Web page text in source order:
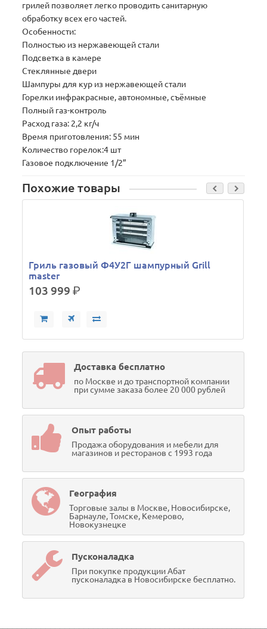
грилей позволяет легко проводить санитарную
обработку всех его частей.
Особенности:
Полностью из нержавеющей стали
Подсветка в камере
Стеклянные двери
Шампуры для кур из нержавеющей стали
Горелки инфракрасные, автономные, съёмные
Полный газ-контроль
Расход газа: 2,2 кг/ч
Время приготовления: 55 мин
Количество горелок:4 шт
Газовое подключение 1/2”
Похожие товары
Гриль газовый Ф4У2Г шампурный Grill
master
103 999р.
Доставка бесплатно
по Москве и до транспортной компании
при сумме заказа более 20 000 рублей
Опыт работы
Продажа оборудования и мебели для
магазинов и ресторанов с 1993 года
География
Торговые залы в Москве, Новосибирске,
Барнауле, Томске, Кемерово,
Новокузнецке
Пусконаладка
При покупке продукции Абат
пусконаладка в Новосибирске бесплатно.